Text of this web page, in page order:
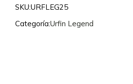
ESTE
SKU:URFLEG25
Categoría:Urfin Legend